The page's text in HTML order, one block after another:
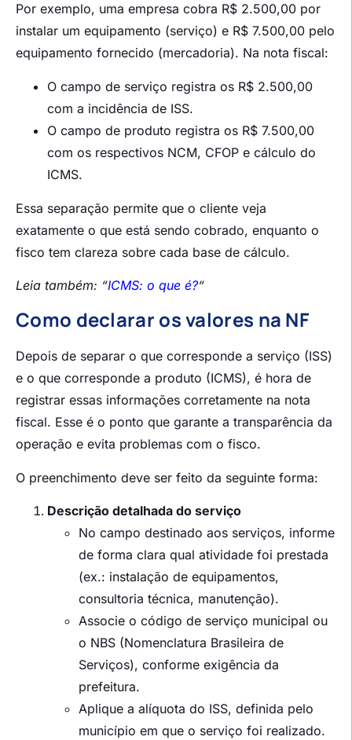
Por exemplo, uma empresa cobra R$ 2.500,00 por
instalar um equipamento (serviço) e R$ 7.500,00 pelo
equipamento fornecido (mercadoria). Na nota fiscal:
O campo de serviço registra os R$ 2.500,00
com a incidência de ISS.
O campo de produto registra os R$ 7.500,00
com os respectivos NCM, CFOP e cálculo do
ICMS.
Essa separação permite que o cliente veja
exatamente o que está sendo cobrado, enquanto o
fisco tem clareza sobre cada base de cálculo.
Leia também: “ICMS: o que é?“
Como declarar os valores na NF
Depois de separar o que corresponde a serviço (ISS)
e o que corresponde a produto (ICMS), é hora de
registrar essas informações corretamente na nota
fiscal. Esse é o ponto que garante a transparência da
operação e evita problemas com o fisco.
O preenchimento deve ser feito da seguinte forma:
Descrição detalhada do serviço
No campo destinado aos serviços, informe
de forma clara qual atividade foi prestada
(ex.: instalação de equipamentos,
consultoria técnica, manutenção).
Associe o código de serviço municipal ou
o NBS (Nomenclatura Brasileira de
Serviços), conforme exigência da
prefeitura.
Aplique a alíquota do ISS, definida pelo
município em que o serviço foi realizado.